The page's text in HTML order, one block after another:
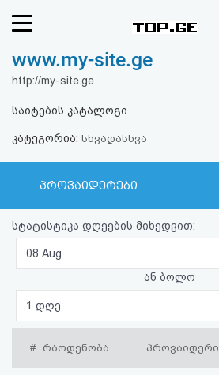
რეიტინგი
ფოსტა
კითხვა-
პასუხი
ავტორიზაცია
რეგისტრაცია
აღდგენა
www.my-site.ge
http://my-site.ge
საიტების კატალოგი
კატეგორია: სხვადასხვა
პროვაიდერები
სტატისტიკა დღეების მიხედვით:
08 Aug
ან ბოლო
1 დღე
# რაოდენობა პროვაიდერი